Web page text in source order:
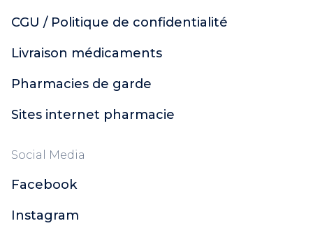
CGU / Politique de confidentialité
Livraison médicaments
Pharmacies de garde
Sites internet pharmacie
Social Media
Facebook
Instagram